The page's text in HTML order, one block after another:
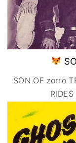
SON OF zorro